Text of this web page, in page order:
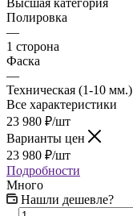
Полировка
—
1 сторона
Фаска
—
Техническая (1-10 мм.)
Все характеристики
23 980 ₽/шт
Варианты цен
23 980 ₽/шт
Подробности
Много
Нашли дешевле?